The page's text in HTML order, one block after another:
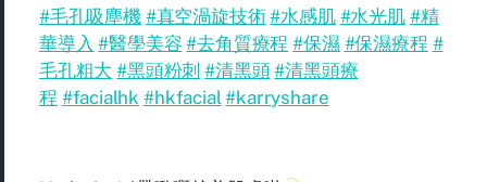
#毛孔吸塵機 #真空渦旋技術#水感肌 #水光肌 #精
華導入 #醫學美容 #去角質療程 #保濕 #保濕療程 #
毛孔粗大 #黑頭粉刺 #清黑頭#清黑頭療
程 #facialhk #hkfacial #karryshare